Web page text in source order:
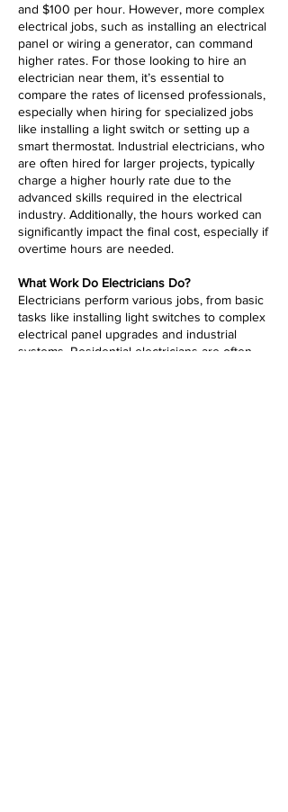
and $100 per hour. However, more complex
electrical jobs, such as installing an electrical
panel or wiring a generator, can command
higher rates. For those looking to hire an
electrician near them, it’s essential to
compare the rates of licensed professionals,
especially when hiring for specialized jobs
like installing a light switch or setting up a
smart thermostat. Industrial electricians, who
are often hired for larger projects, typically
charge a higher hourly rate due to the
advanced skills required in the electrical
industry. Additionally, the hours worked can
significantly impact the final cost, especially if
overtime hours are needed.
What Work Do Electricians Do?
Electricians perform various jobs, from basic
tasks like installing light switches to complex
electrical panel upgrades and industrial
systems. Residential electricians are often